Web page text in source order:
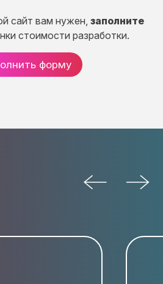
сайт вам нужен, заполните
стоимости разработки.
форму